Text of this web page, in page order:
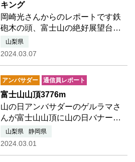
キング
岡崎光さんからのレポートです鉄
砲木の頭、富士山の絶好展望台で
すね＊＊＊＊＊山梨県山中湖村 鉄
砲木ノ頭～高指山昨日は天気に恵
つなく、これほど恵まれた…つづ
きを読む
山梨県
2024.03.07
アンバサダー 通信員レポート
富士山山頂3776m
山の日アンバサダーのゲルラマさ
んが富士山山頂に山の日バナーを
掲出してくださいました。2024年2
月24日（2月23日富士山の日の次の
山梨県 静岡県
2024.03.01